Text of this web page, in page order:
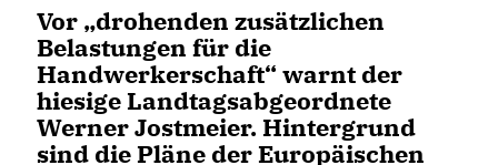
Vor „drohenden zusätzlichen
Belastungen für die
Handwerkerschaft“ warnt der
hiesige Landtagsabgeordnete
Werner Jostmeier. Hintergrund
sind die Pläne der Europäischen